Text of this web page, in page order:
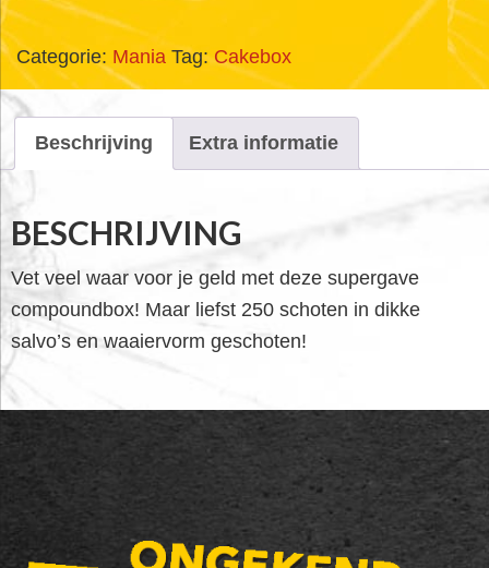
Categorie: Mania Tag:Cakebox
Beschrijving Extra informatie
BESCHRIJVING
Vet veel waar voor je geld met deze supergave
compoundbox! Maar liefst 250 schoten in dikke
salvo’s en waaiervorm geschoten!
FOOTER
WIDGET
HEADER
SALE